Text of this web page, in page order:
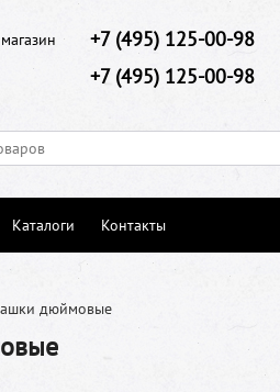
+7 (495) 125-00-98
+7 (495) 125-00-98
Каталоги Контакты
дюймовые